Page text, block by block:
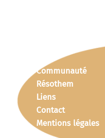
Communauté
Résothem
Liens
Contact
Mentions légales